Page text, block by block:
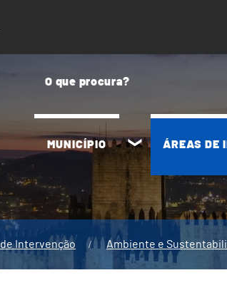
MUNICÍPIO ÁREAS DE
Intervenção Ambiente e